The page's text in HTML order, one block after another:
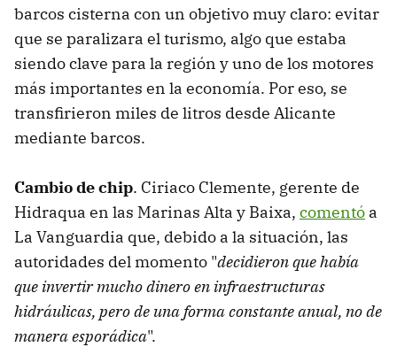
barcos cisterna con un objetivo muy claro: evitar
que se paralizara el turismo, algo que estaba
siendo clave para la región y uno de los motores
más importantes en la economía. Por eso, se
transfirieron miles de litros desde Alicante
mediante barcos.
Cambio de chip. Ciriaco Clemente, gerente de
Hidraqua en las Marinas Alta y Baixa, comentó a
La Vanguardia que, debido a la situación, las
autoridades del momento "decidieron que había
que invertir mucho dinero en infraestructuras
hidráulicas, pero de una forma constante anual, no de
manera esporádica".